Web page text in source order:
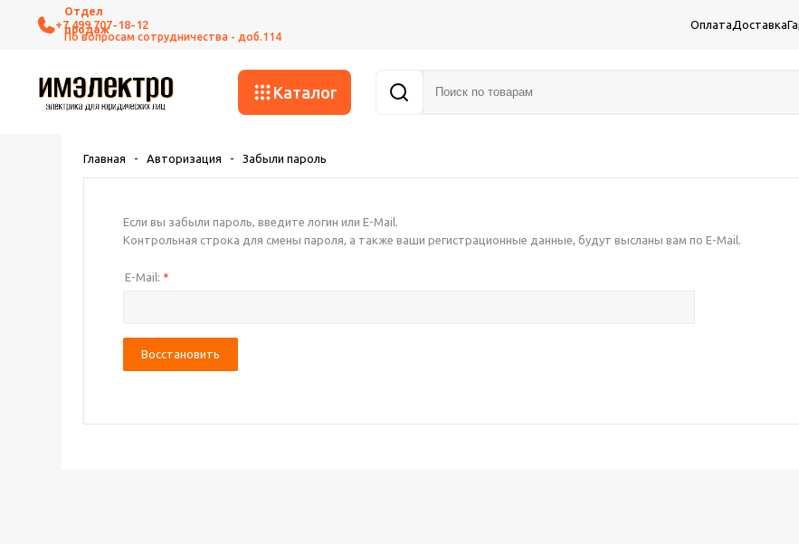
+7 499 707-18-12 ОплатаДоставка
Каталог
Главная - Авторизация - Забыли пароль
Если вы забыли пароль, введите логин или E-Mail.
Контрольная строка для смены пароля, а также ваши регистрационные данные, будут высланы вам по E-Mail.
E-Mail: *
Восстановить